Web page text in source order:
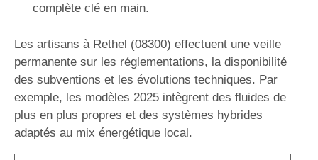
complète clé en main.
Les artisans à Rethel (08300) effectuent une veille
permanente sur les réglementations, la disponibilité
des subventions et les évolutions techniques. Par
exemple, les modèles 2025 intègrent des fluides de
plus en plus propres et des systèmes hybrides
adaptés au mix énergétique local.